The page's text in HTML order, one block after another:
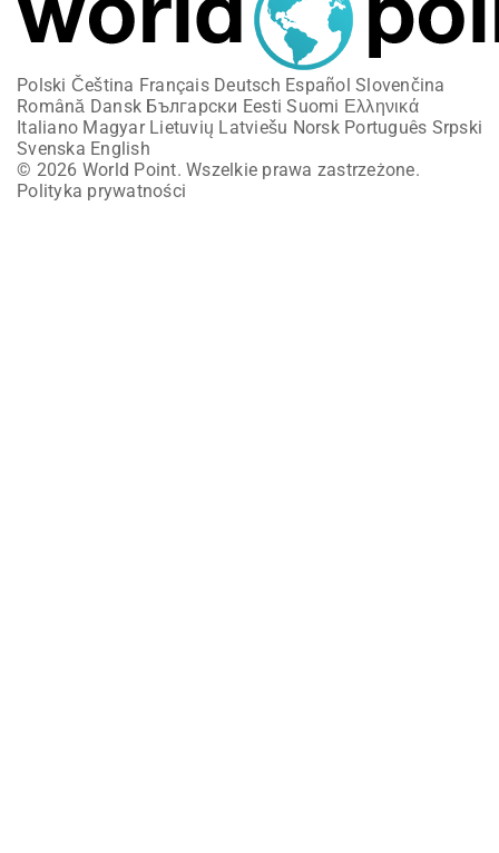
Polski Čeština Français Deutsch Español Slovenčina
Română Dansk Български Eesti Suomi Ελληνικά
Italiano Magyar Lietuvių Latviešu Norsk Português Srpski
Svenska English
© 2026 World Point. Wszelkie prawa zastrzeżone.
Polityka prywatności